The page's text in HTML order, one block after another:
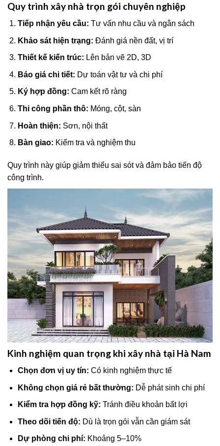
Quy trình xây nhà trọn gói chuyên nghiệp
Tiếp nhận yêu cầu: Tư vấn nhu cầu và ngân sách
Khảo sát hiện trạng: Đánh giá nền đất, vị trí
Thiết kế kiến trúc: Lên bản vẽ 2D, 3D
Báo giá chi tiết: Dự toán vật tư và chi phí
Ký hợp đồng: Cam kết rõ ràng
Thi công phần thô: Móng, cột, sàn
Hoàn thiện: Sơn, nội thất
Bàn giao: Kiểm tra và nghiệm thu
Quy trình này giúp giảm thiểu sai sót và đảm bảo tiến độ
công trình.
Kinh nghiệm quan trọng khi xây nhà tại Hà Nam
Chọn đơn vị uy tín: Có kinh nghiệm thực tế
Không chọn giá rẻ bất thường: Dễ phát sinh chi phí
Kiểm tra hợp đồng kỹ: Tránh điều khoản bất lợi
Theo dõi tiến độ: Dù là trọn gói vẫn cần giám sát
Dự phòng chi phí: Khoảng 5–10%